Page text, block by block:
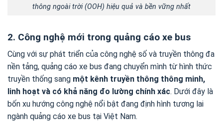
thông ngoài trời (OOH) hiệu quả và bền vững nhất
2. Công nghệ mới trong quảng cáo xe bus
Cùng với sự phát triển của công nghệ số và truyền thông đa
nền tảng, quảng cáo xe bus đang chuyển mình từ hình thức
truyền thống sang một kênh truyền thông thông minh,
linh hoạt và có khả năng đo lường chính xác. Dưới đây là
bốn xu hướng công nghệ nổi bật đang định hình tương lai
ngành quảng cáo xe bus tại Việt Nam.